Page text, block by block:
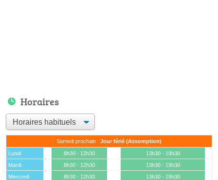
Horaires
Samedi prochain : Jour férié (Assomption)
Lundi 8h30 - 12h30
13h30 - 19h30
Mardi
8h30 - 12h30
13h30 - 19h30
Mercredi
8h30 - 12h30
13h30 - 19h30